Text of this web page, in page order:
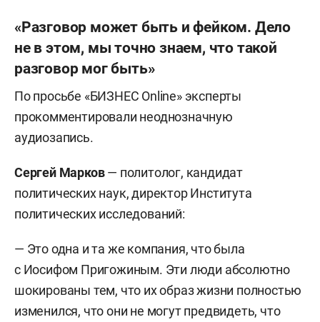
«Разговор может быть и фейком. Дело
не в этом, мы точно знаем, что такой
разговор мог быть»
По просьбе «БИЗНЕС Online» эксперты
прокомментировали неоднозначную
аудиозапись.
Сергей Марков— политолог, кандидат
политических наук, директор Института
политических исследований:
— Это одна и та же компания, что была
с Иосифом Пригожиным. Эти люди абсолютно
шокированы тем, что их образ жизни полностью
изменился, что они не могут предвидеть, что